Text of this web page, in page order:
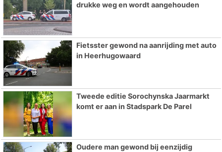
drukke weg en wordt aangehouden
Fietsster gewond na aanrijding met auto
in Heerhugowaard
Tweede editie Sorochynska Jaarmarkt
komt er aan in Stadspark De Parel
Oudere man gewond bij eenzijdig